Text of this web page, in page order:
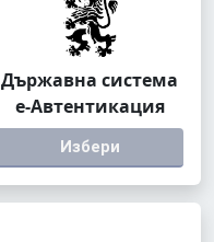
Държавна система
е-Автентикация
Избери